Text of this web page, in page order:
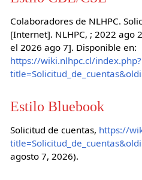
Colaboradores de NLHPC.
[Internet]. NLHPC, ; 2022 ago
el 2026 ago 7]. Disponible en:
https://wiki.nlhpc.cl/index.php?
Estilo Bluebook
Solicitud de cuentas, https://
agosto 7, 2026).